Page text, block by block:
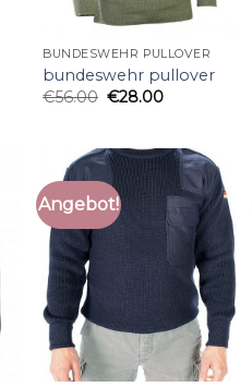
BUNDESWEHR PULLOVER
bundeswehr pullover
€56.00 €28.00
Angebot!